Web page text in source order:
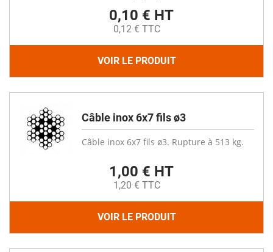
0,10 € HT
0,12 € TTC
VOIR LE PRODUIT
Câble inox 6x7 fils ø3
Câble inox 6x7 fils ø3. Rupture à 513 kg.
1,00 € HT
1,20 € TTC
VOIR LE PRODUIT